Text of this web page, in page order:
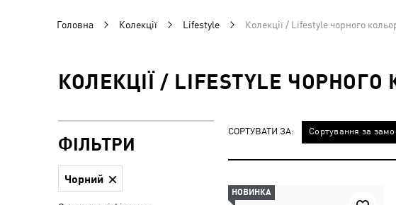
Головна Колекції Lifestyle Колекції / Lifestyle чорного
КОЛЕКЦІЇ / LIFESTYLE ЧОРНОГО
СОРТУВАТИ ЗА: Сортування за
НОВИНКА
ФІЛЬТРИ
Чорний